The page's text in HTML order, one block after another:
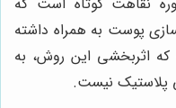
پوست به همراه داشته
که اثربخشی این روش، به
پلاستیک نیست.